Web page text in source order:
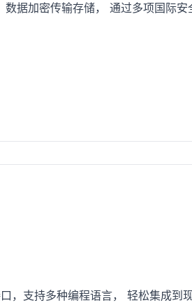
数据加密传输存储， 通过多项国际安
，支持多种编程语言， 轻松集成到现